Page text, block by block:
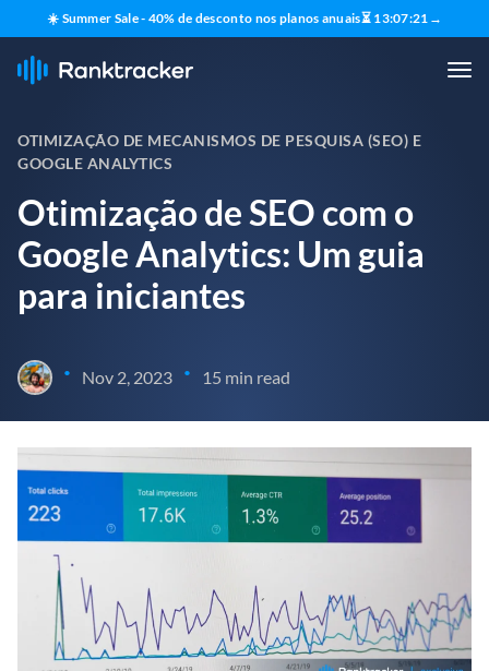
☀️ Summer Sale - 40% de desconto nos planos anuais⏳ 13:07:20 →
OTIMIZAÇÃO DE MECANISMOS DE PESQUISA (SEO) E
GOOGLE ANALYTICS
Otimização de SEO com o
Google Analytics: Um guia
para iniciantes
• Nov 2, 2023 • 15 min read